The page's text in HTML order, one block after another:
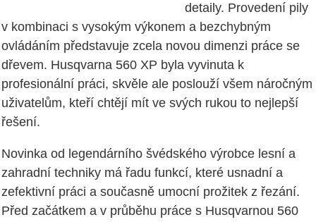
detaily. Provedení pily
v kombinaci s vysokým výkonem a bezchybným
ovládáním představuje zcela novou dimenzi práce se
dřevem. Husqvarna 560 XP byla vyvinuta k
profesionální práci, skvěle ale poslouží všem náročným
uživatelům, kteří chtějí mít ve svých rukou to nejlepší
řešení.
Novinka od legendárního švédského výrobce lesní a
zahradní techniky má řadu funkcí, které usnadní a
zefektivní práci a současně umocní prožitek z řezání.
Před začátkem a v průběhu práce s Husqvarnou 560